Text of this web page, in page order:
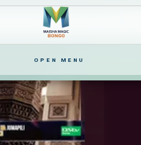
OPEN MENU